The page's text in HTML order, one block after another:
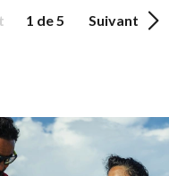
1 de 5 Suivant